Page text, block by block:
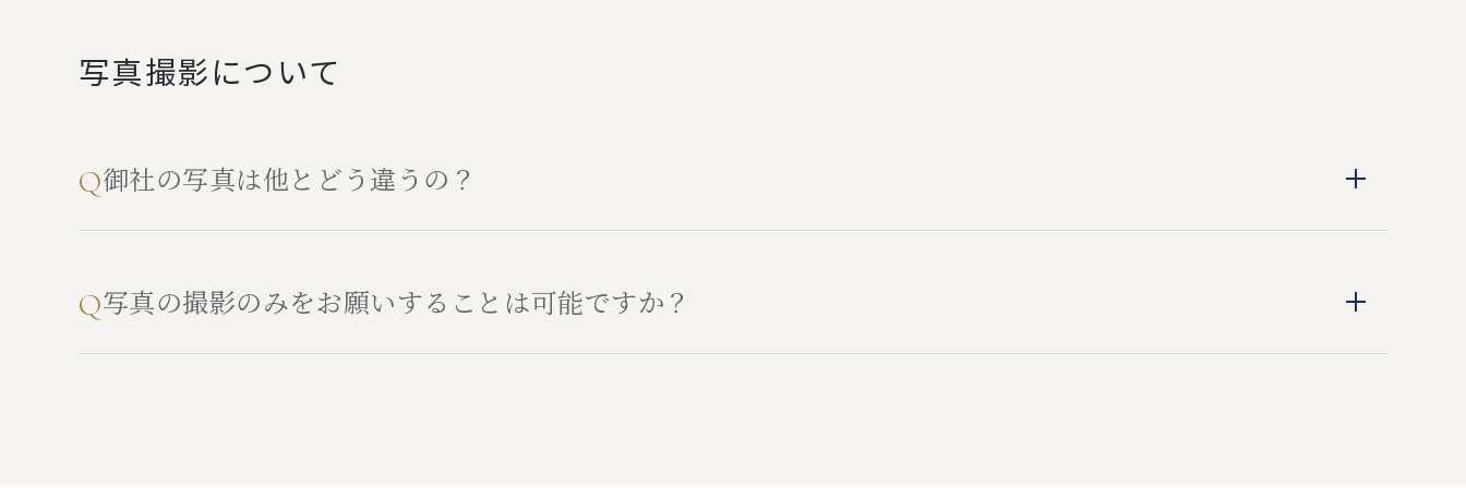
写真撮影について
Q御社の写真は他とどう違うの？
Q写真の撮影のみをお願いすることは可能ですか？